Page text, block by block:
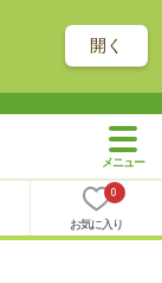
開く
0
お気に入り